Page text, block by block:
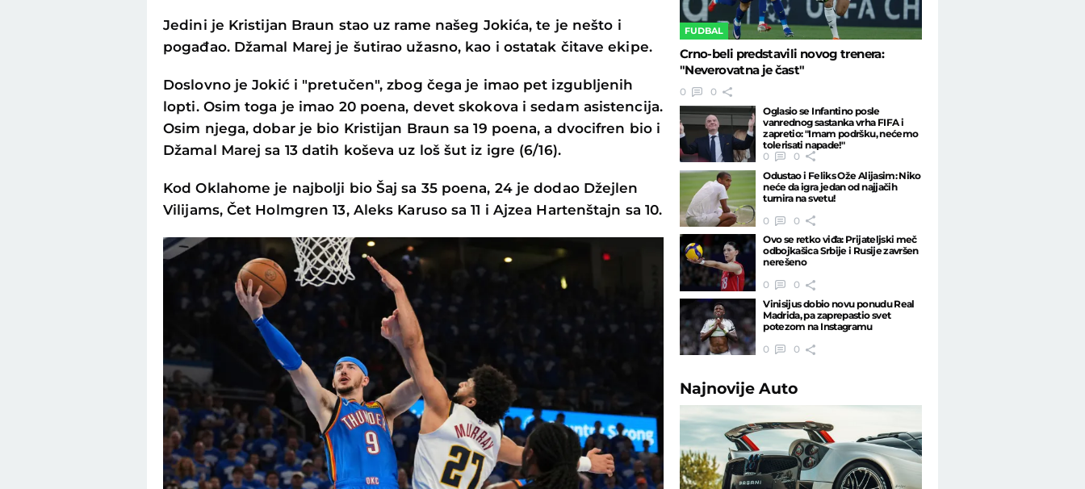
Jedini je Kristijan Braun stao uz rame našeg Jokića, te je nešto i
pogađao. Džamal Marej je šutirao užasno, kao i ostatak čitave ekipe.
Doslovno je Jokić i "pretučen", zbog čega je imao pet izgubljenih
lopti. Osim toga je imao 20 poena, devet skokova i sedam asistencija.
Osim njega, dobar je bio Kristijan Braun sa 19 poena, a dvocifren bio i
Džamal Marej sa 13 datih koševa uz loš šut iz igre (6/16).
Kod Oklahome je najbolji bio Šaj sa 35 poena, 24 je dodao Džejlen
Vilijams, Čet Holmgren 13, Aleks Karuso sa 11 i Ajzea Hartenštajn sa 10.
FUDBAL
Crno-beli predstavili novog trenera:
"Neverovatna je čast"
0
0
Oglasio se Infantino posle
vanrednog sastanka vrha FIFA i
zapretio: "Imam podršku, nećemo
tolerisati napade!"
0
0
Odustao i Feliks Ože Alijasim: Niko
neće da igra jedan od najjačih
turnira na svetu!
0
0
Ovo se retko viđa: Prijateljski meč
odbojkašica Srbije i Rusije završen
nerešeno
0
0
Vinisijus dobio novu ponudu Real
Madrida, pa zaprepastio svet
potezom na Instagramu
0
0
NajnovijeAuto